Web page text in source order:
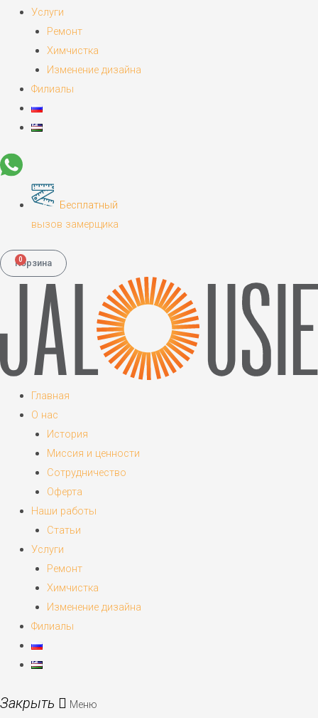
Услуги
Ремонт
Химчистка
Изменение дизайна
Филиалы
Бесплатный
вызов замерщика
0
Корзина
Главная
О нас
История
Миссия и ценности
Сотрудничество
Оферта
Наши работы
Статьи
Услуги
Ремонт
Химчистка
Изменение дизайна
Филиалы
Меню